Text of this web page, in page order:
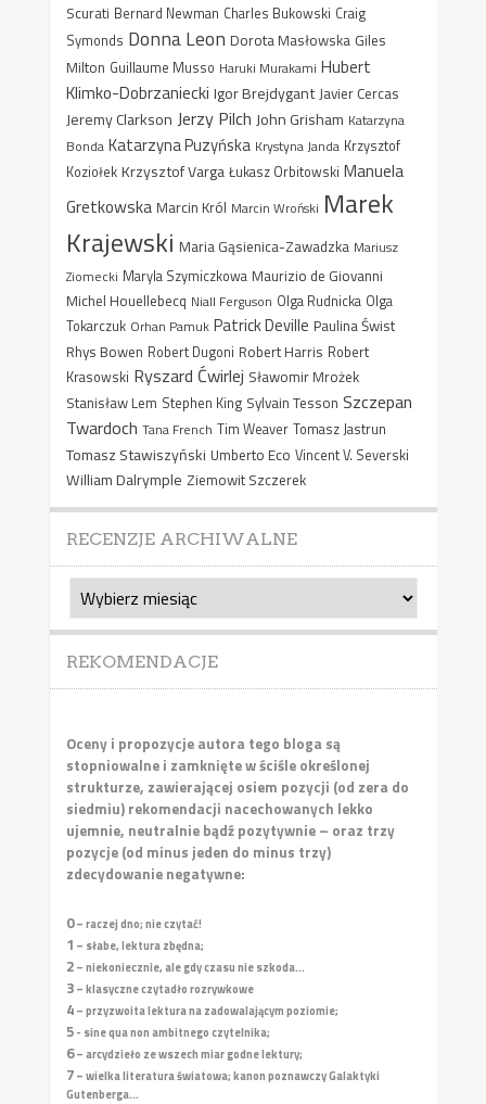
Scurati Bernard Newman Charles Bukowski Craig
Symonds Donna Leon Dorota Masłowska Giles
Milton Guillaume Musso Haruki Murakami Hubert
Klimko-Dobrzaniecki Igor Brejdygant Javier Cercas
Jeremy Clarkson Jerzy Pilch John Grisham Katarzyna
Bonda Katarzyna Puzyńska Krystyna Janda Krzysztof
Koziołek Krzysztof Varga Łukasz Orbitowski Manuela
Gretkowska Marcin Król Marcin Wroński Marek
Krajewski Maria Gąsienica-Zawadzka Mariusz
Ziomecki Maryla Szymiczkowa Maurizio de Giovanni
Michel Houellebecq Niall Ferguson Olga Rudnicka Olga
Tokarczuk Orhan Pamuk Patrick Deville Paulina Świst
Rhys Bowen Robert Dugoni Robert Harris Robert
Krasowski Ryszard Ćwirlej Sławomir Mrożek
Stanisław Lem Stephen King Sylvain Tesson Szczepan
Twardoch Tana French Tim Weaver Tomasz Jastrun
Tomasz Stawiszyński Umberto Eco Vincent V. Severski
William Dalrymple Ziemowit Szczerek
RECENZJE ARCHIWALNE
Recenzje
archiwalne
REKOMENDACJE
Oceny i propozycje autora tego bloga są
stopniowalne i zamknięte w ściśle określonej
strukturze, zawierającej osiem pozycji (od zera do
siedmiu) rekomendacji nacechowanych lekko
ujemnie, neutralnie bądź pozytywnie – oraz trzy
pozycje (od minus jeden do minus trzy)
zdecydowanie negatywne:
0– raczej dno; nie czytać!
1 – słabe, lektura zbędna;
2– niekoniecznie, ale gdy czasu nie szkoda...
3– klasyczne czytadło rozrywkowe
4– przyzwoita lektura na zadowalającym poziomie;
5- sine qua non ambitnego czytelnika;
6– arcydzieło ze wszech miar godne lektury;
7– wielka literatura światowa; kanon poznawczy Galaktyki
Gutenberga...